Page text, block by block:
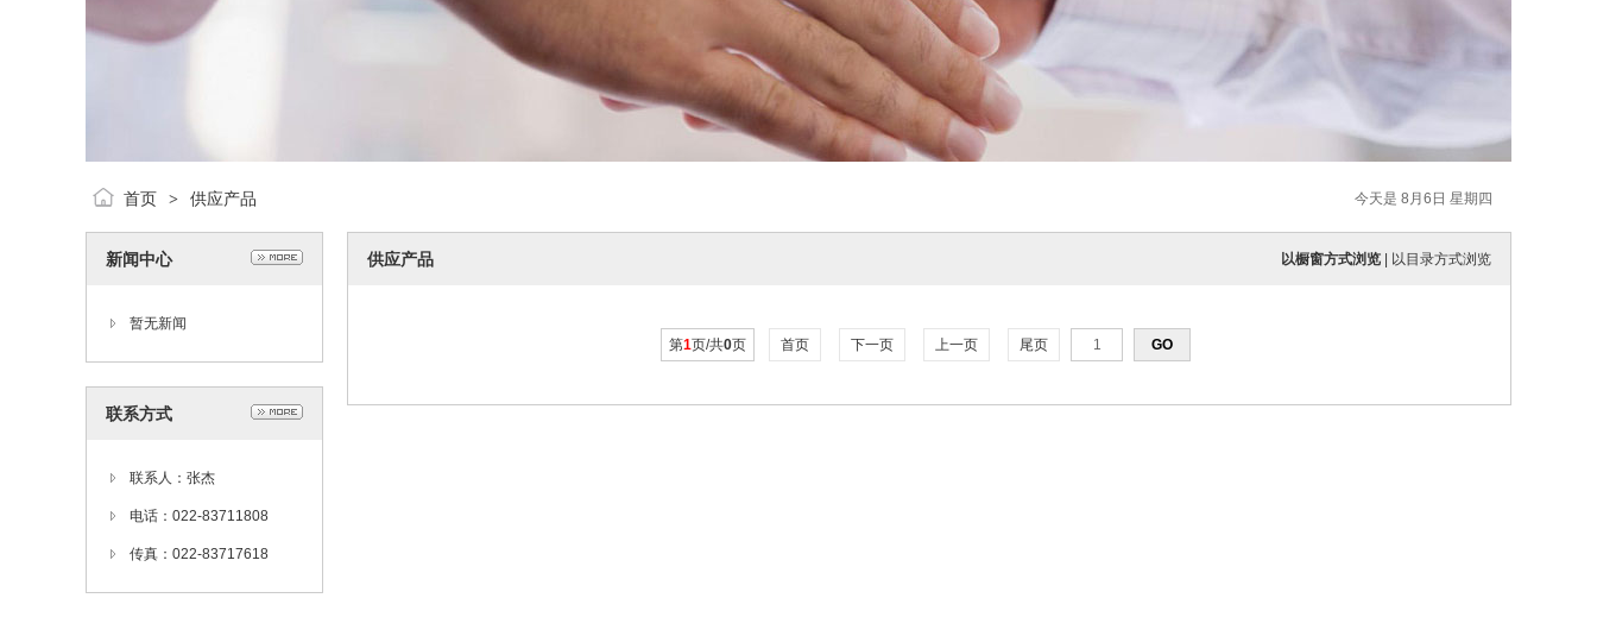
今天是 8月6日 星期四
首页 > 供应产品
新闻中心
暂无新闻
联系方式
联系人：张杰
电话：022-83711808
传真：022-83717618
以橱窗方式浏览 以目录方式浏览
供应产品
第1页/共0页 首页 下一页 上一页 尾页